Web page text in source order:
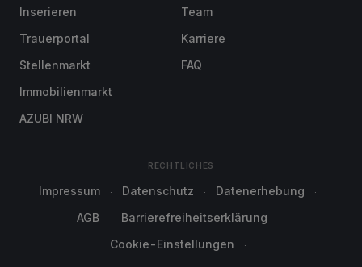
Inserieren
Trauerportal
Stellenmarkt
Immobilienmarkt
AZUBI NRW
Team
Karriere
FAQ
RECHTLICHES
Impressum Datenschutz
Datenerhebung
AGB
Barrierefreiheitserklärung
Cookie-Einstellungen